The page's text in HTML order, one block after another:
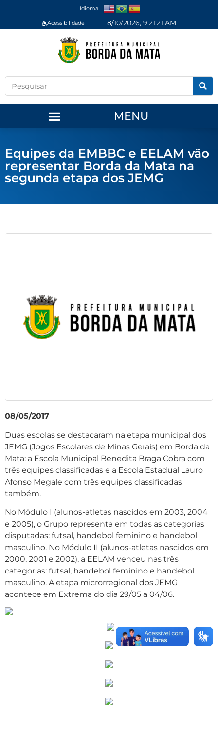
Idioma
Acessibilidade 8/10/2026, 9:21:21 AM
MENU
Equipes da EMBBC e EELAM vão
representar Borda da Mata na
segunda etapa dos JEMG
08/05/2017
Duas escolas se destacaram na etapa municipal dos
JEMG (Jogos Escolares de Minas Gerais) em Borda da
Mata: a Escola Municipal Benedita Braga Cobra com
três equipes classificadas e a Escola Estadual Lauro
Afonso Megale com três equipes classificadas
também.
No Módulo I (alunos-atletas nascidos em 2003, 2004
e 2005), o Grupo representa em todas as categorias
disputadas: futsal, handebol feminino e handebol
masculino. No Módulo II (alunos-atletas nascidos em
2000, 2001 e 2002), a EELAM venceu nas três
categorias: futsal, handebol feminino e handebol
masculino. A etapa microrregional dos JEMG
acontece em Extrema do dia 29/05 a 04/06.